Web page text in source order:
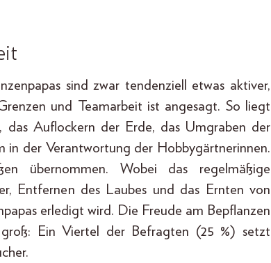
sind zwar tendenziell etwas aktiver,
und Teamarbeit ist angesagt. So liegt
das Auflockern der Erde, das Umgraben der
in der Verantwortung der Hobbygärtnerinnen.
übernommen. Wobei das regelmäßige
Entfernen des Laubes und das Ernten von
erledigt wird. Die Freude am Bepflanzen
Ein Viertel der Befragten (25 %) setzt